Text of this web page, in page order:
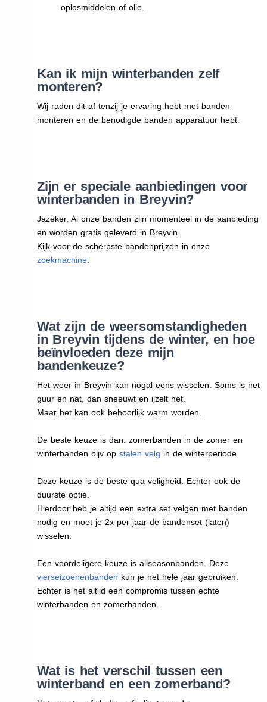
oplosmiddelen of olie.
Kan ik mijn winterbanden zelf
monteren?
Wij raden dit af tenzij je ervaring hebt met banden
monteren en de benodigde banden apparatuur hebt.
Zijn er speciale aanbiedingen voor
winterbanden in Breyvin?
Jazeker. Al onze banden zijn momenteel in de aanbieding
en worden gratis geleverd in Breyvin.
Kijk voor de scherpste bandenprijzen in onze
zoekmachine.
Wat zijn de weersomstandigheden
in Breyvin tijdens de winter, en hoe
beïnvloeden deze mijn
bandenkeuze?
Het weer in Breyvin kan nogal eens wisselen. Soms is het
guur en nat, dan sneeuwt en ijzelt het.
Maar het kan ook behoorlijk warm worden.
De beste keuze is dan: zomerbanden in de zomer en
winterbanden bijv op stalen velg in de winterperiode.
Deze keuze is de beste qua veligheid. Echter ook de
duurste optie.
Hierdoor heb je altijd een extra set velgen met banden
nodig en moet je 2x per jaar de bandenset (laten)
wisselen.
Een voordeligere keuze is allseasonbanden. Deze
vierseizoenenbanden kun je het hele jaar gebruiken.
Echter is het altijd een compromis tussen echte
winterbanden en zomerbanden.
Wat is het verschil tussen een
winterband en een zomerband?